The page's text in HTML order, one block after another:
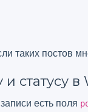
таких постов
статусу в
есть поля